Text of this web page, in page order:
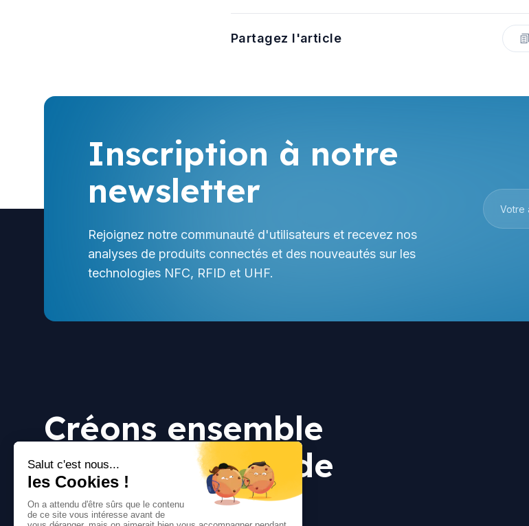
Partagez l'article
Inscription à notre
newsletter
Rejoignez notre communauté d'utilisateurs et recevez nos
analyses de produits connectés et des nouveautés sur les
technologies NFC, RFID et UHF.
Créons ensemble
quelque chose de
grand